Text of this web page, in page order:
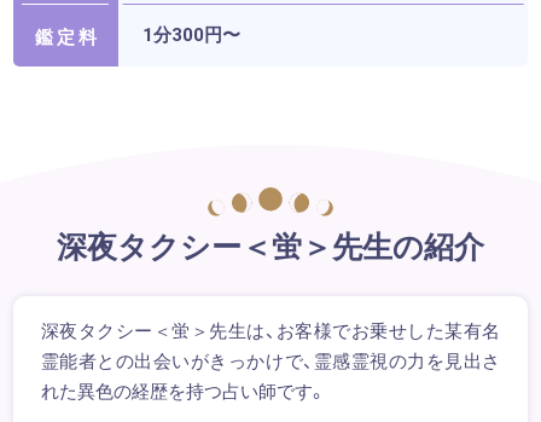
鑑 定 料 1分300円〜
深夜タクシー＜蛍＞先生の紹介
深夜タクシー＜蛍＞先生は、お客様でお乗せした某有名
霊能者との出会いがきっかけで、霊感霊視の力を見出さ
れた異色の経歴を持つ占い師です。